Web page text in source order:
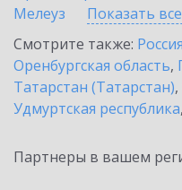
Мелеуз
Показать
Смотрите также: Россия
Оренбургская область,
Татарстан (Татарстан),
Удмуртская республика,
Партнеры в вашем